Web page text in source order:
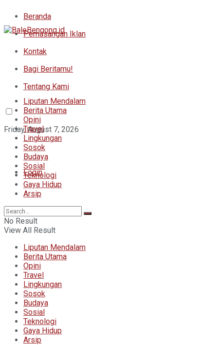
Beranda
Pemasangan Iklan
Kontak
Bagi Beritamu!
Tentang Kami
Friday, August 7, 2026
Login
Liputan Mendalam
Berita Utama
Opini
Travel
Lingkungan
Sosok
Budaya
Sosial
Teknologi
Gaya Hidup
Arsip
No Result
View All Result
Liputan Mendalam
Berita Utama
Opini
Travel
Lingkungan
Sosok
Budaya
Sosial
Teknologi
Gaya Hidup
Arsip